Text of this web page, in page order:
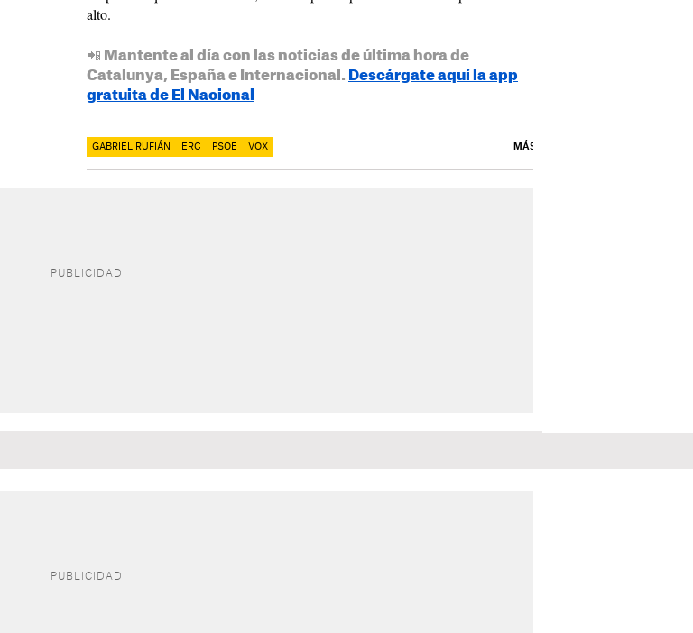
alto.
📲 Mantente al día con las noticias de última hora de
Catalunya, España e Internacional. Descárgate aquí la app
gratuita de El Nacional
GABRIEL RUFIÁN ERC PSOE VOX MÁS